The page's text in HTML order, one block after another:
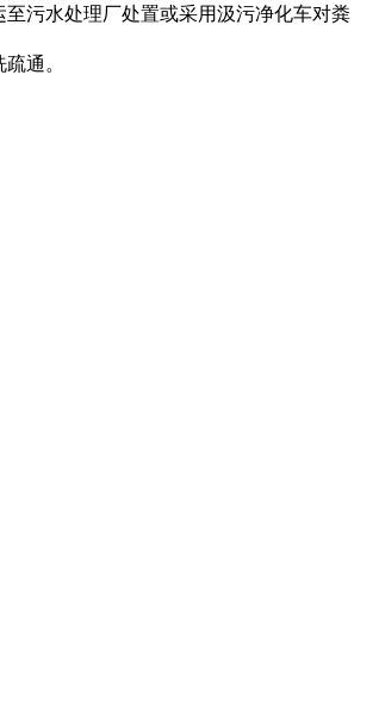
污水处理厂处置或采用汲污净化车对粪
通。